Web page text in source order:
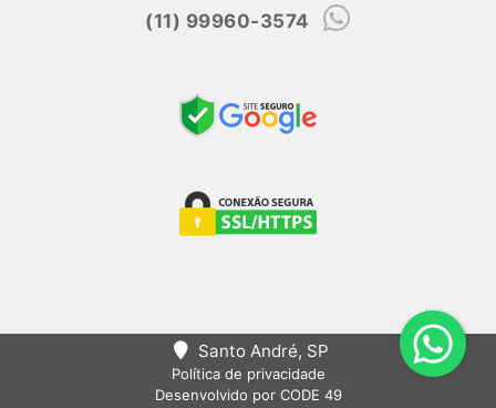
(11) 99960-3574
Santo André, SP
Política de privacidade
Desenvolvido por CODE 49